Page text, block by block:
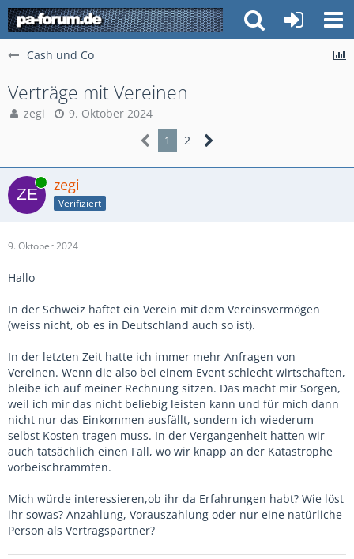
Cash und Co
Verträge mit Vereinen
zegi
9. Oktober 2024
1
2
Online zegi
Verifiziert
9. Oktober 2024
Hallo
In der Schweiz haftet ein Verein mit dem Vereinsvermögen
(weiss nicht, ob es in Deutschland auch so ist).
In der letzten Zeit hatte ich immer mehr Anfragen von
Vereinen. Wenn die also bei einem Event schlecht wirtschaften,
bleibe ich auf meiner Rechnung sitzen. Das macht mir Sorgen,
weil ich mir das nicht beliebig leisten kann und für mich dann
nicht nur das Einkommen ausfällt, sondern ich wiederum
selbst Kosten tragen muss. In der Vergangenheit hatten wir
auch tatsächlich einen Fall, wo wir knapp an der Katastrophe
vorbeischrammten.
Mich würde interessieren,ob ihr da Erfahrungen habt? Wie löst
ihr sowas? Anzahlung, Vorauszahlung oder nur eine natürliche
Person als Vertragspartner?